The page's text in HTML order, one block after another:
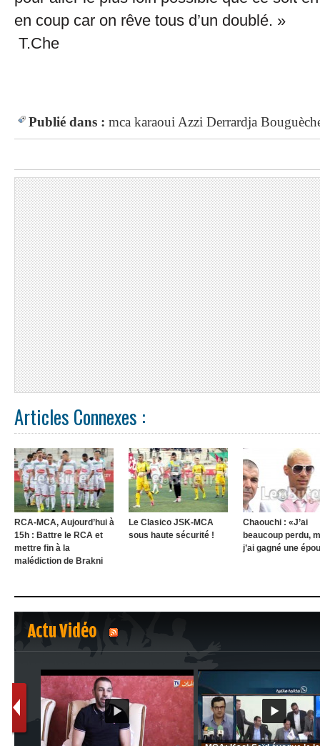
en coup car on rêve tous d’un doublé. »
T.Che
Publié dans : mca karaoui Azzi Derrardja
Articles Connexes :
RCA-MCA, Aujourd’hui à
15h : Battre le RCA et
mettre fin à la
malédiction de Brakni
Le Clasico JSK-MCA
sous haute sécurité !
Chaouchi : «J’ai
beaucoup perdu,
j’ai gagné une
Actu Vidéo
1 2